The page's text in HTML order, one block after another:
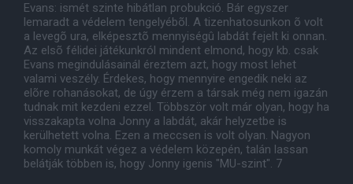
Evans: ismét szinte hibátlan probukció. Bár egyszer
lemaradt a védelem tengelyébõl. A tizenhatosunkon õ volt
a levegõ ura, elképesztõ mennyiségû labdát fejelt ki onnan.
Az elsõ félidei játékunkról mindent elmond, hogy kb. csak
Evans megindulásainál éreztem azt, hogy most lehet
valami veszély. Érdekes, hogy mennyire engedik neki az
elõre rohanásokat, de úgy érzem a társak még nem igazán
tudnak mit kezdeni ezzel. Többször volt már olyan, hogy ha
visszakapta volna Jonny a labdát, akár helyzetbe is
kerülhetett volna. Ezen a meccsen is volt olyan. Nagyon
komoly munkát végez a védelem közepén, talán lassan
belátják többen is, hogy Jonny igenis "MU-szint". 7